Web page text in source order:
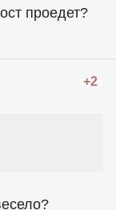
проедет?
+2